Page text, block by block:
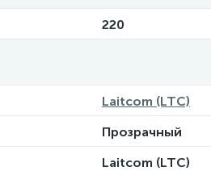
220
Laitcom (LTC)
Прозрачный
Laitcom (LTC)